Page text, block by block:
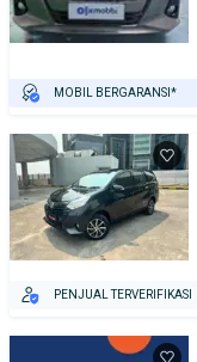
MOBIL BERGARANSI*
PENJUAL TERVERIFIKASI
PENJUAL TERVERIFIKASI